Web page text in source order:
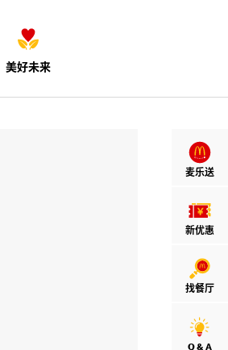
美好未来
麦乐送
新优惠
找餐厅
Q & A